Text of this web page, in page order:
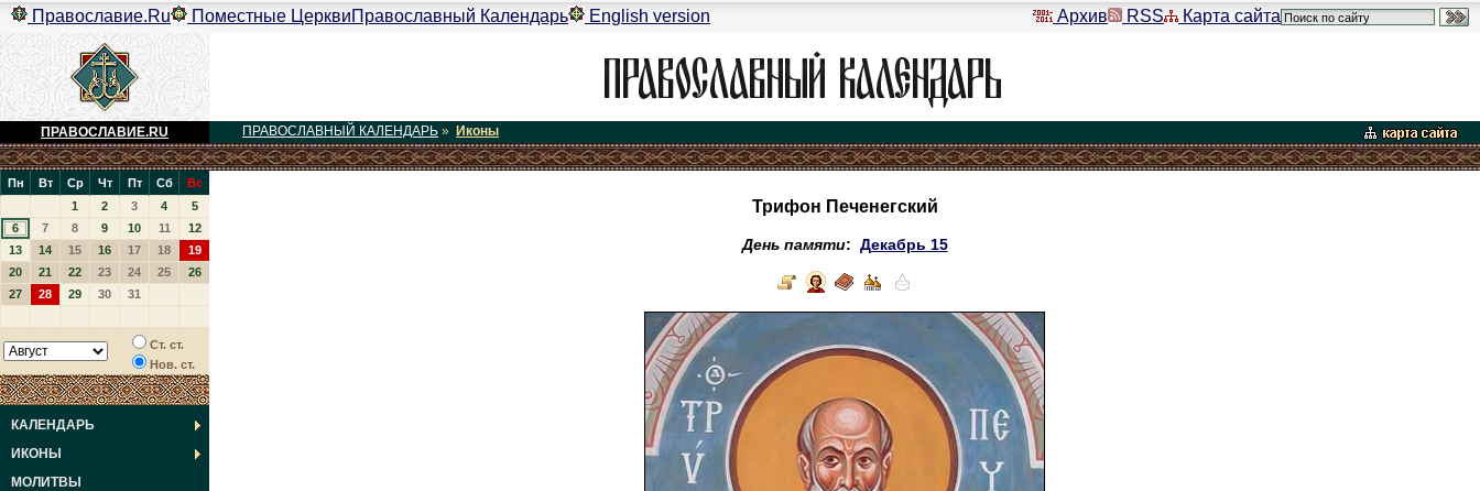
Архив RSS Карта сайта
Православие.Ru Поместные ЦерквиПравославный Календарь English version
ПРАВОСЛАВИЕ.RU ПРАВОСЛАВНЫЙ КАЛЕНДАРЬ » Иконы
Пн Вт Ср Чт Пт Сб
Вс
1
2 3 4
5
6
7 8 9 10 11
12
13
14 15 16 17 18
19
20
21 22 23 24 25
26
27
28 29 30 31
Ст. ст.
Нов. ст.
КАЛЕНДАРЬ
ИКОНЫ
МОЛИТВЫ
Трифон Печенегский
День памяти: Декабрь 15